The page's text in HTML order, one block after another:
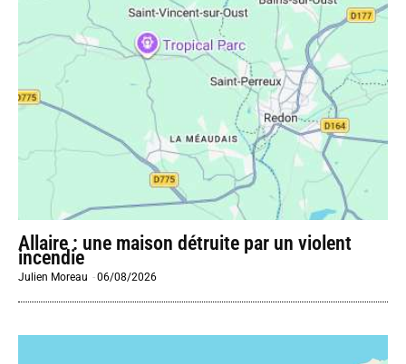
Allaire : une maison détruite par un violent
incendie
Julien Moreau -06/08/2026